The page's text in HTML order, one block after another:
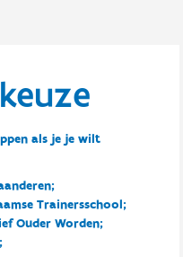
als je je wilt
Trainersschool;
Ouder Worden;